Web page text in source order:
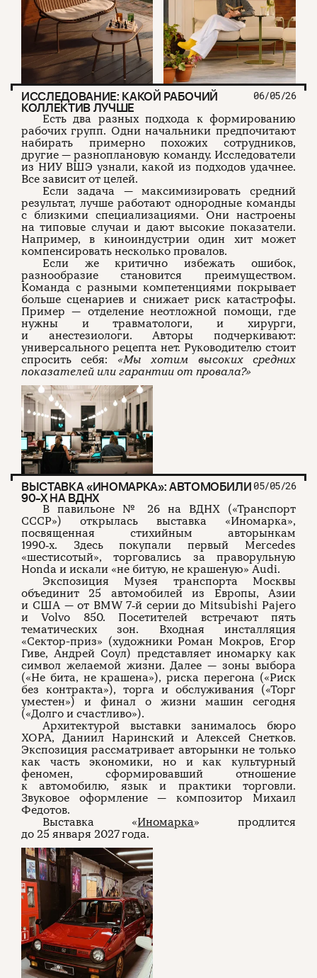
ИССЛЕДОВАНИЕ: КАКОЙ РАБОЧИЙ
КОЛЛЕКТИВ ЛУЧШЕ
06/05/26
Есть два разных подхода к формированию
рабочих групп. Одни начальники предпочитают
набирать примерно похожих сотрудников,
другие — разноплановую команду. Исследователи
из НИУ ВШЭ узнали, какой из подходов удачнее.
Все зависит от целей.
Если задача — максимизировать средний
результат, лучше работают однородные команды
с близкими специализациями. Они настроены
на типовые случаи и дают высокие показатели.
Например, в киноиндустрии один хит может
компенсировать несколько провалов.
Если же критично избежать ошибок,
разнообразие становится преимуществом.
Команда с разными компетенциями покрывает
больше сценариев и снижает риск катастрофы.
Пример — отделение неотложной помощи, где
нужны и травматологи, и хирурги,
и анестезиологи. Авторы подчеркивают:
универсального рецепта нет. Руководителю стоит
спросить себя: «Мы хотим высоких средних
показателей или гарантии от провала?»
ВЫСТАВКА «ИНОМАРКА»: АВТОМОБИЛИ
90-Х НА ВДНХ
05/05/26
В павильоне № 26 на ВДНХ («Транспорт
СССР») открылась выставка «Иномарка»,
посвященная стихийным авторынкам
1990‑х. Здесь покупали первый Mercedes
«шестисотый», торговались за праворульную
Honda и искали «не битую, не крашеную» Audi.
Экспозиция Музея транспорта Москвы
объединит 25 автомобилей из Европы, Азии
и США — от BMW 7‑й серии до Mitsubishi Pajero
и Volvo 850. Посетителей встречают пять
тематических зон. Входная инсталляция
«Сектор-приз» (художники Роман Мокров, Егор
Гиве, Андрей Соул) представляет иномарку как
символ желаемой жизни. Далее — зоны выбора
(«Не бита, не крашена»), риска перегона («Риск
без контракта»), торга и обслуживания («Торг
уместен») и финал о жизни машин сегодня
(«Долго и счастливо»).
Архитектурой выставки занималось бюро
ХОРА, Даниил Наринский и Алексей Снетков.
Экспозиция рассматривает авторынки не только
как часть экономики, но и как культурный
феномен, сформировавший отношение
к автомобилю, язык и практики торговли.
Звуковое оформление — композитор Михаил
Федотов.
Выставка «Иномарка» продлится
до 25 января 2027 года.